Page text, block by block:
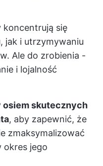
koncentrują się
jak i utrzymywaniu
Ale do zrobienia -
i lojalność
osiem skutecznych
, aby zapewnić, że
zmaksymalizować
okres jego